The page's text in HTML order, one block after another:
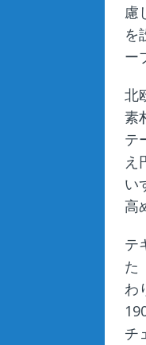
慮
を
ー
北
素
テ
え
い
高
テ
た
わ
チ